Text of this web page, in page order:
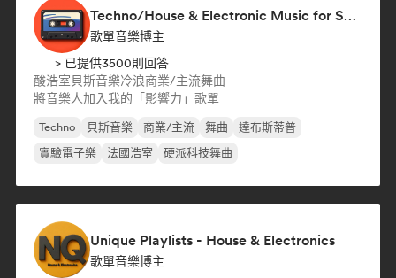
Techno/House & Electronic Music for Svea Playlists
歌單音樂博主
> 已提供3500則回答
酸浩室貝斯音樂冷浪商業/主流舞曲
將音樂人加入我的「影響力」歌單
Techno 貝斯音樂 商業/主流 舞曲
達布斯蒂普
實驗電子樂
法國浩室 硬派科技舞曲
Unique Playlists - House & Electronics
歌單音樂博主